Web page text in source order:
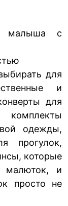
малыша с
для
и
для
одежды,
прогулок,
которые
малюток, и
просто не